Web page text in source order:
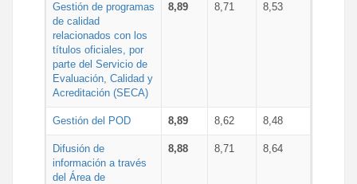
Gestión de programas
de calidad
relacionados con los
títulos oficiales, por
parte del Servicio de
Evaluación, Calidad y
Acreditación (SECA)
8,89 8,71 8,53
Gestión del POD 8,89 8,62 8,48
Difusión de
información a través
del Área de
8,88 8,71 8,64